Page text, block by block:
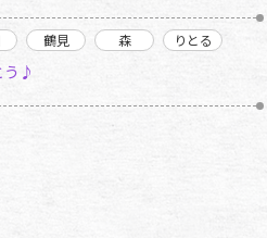
う♪